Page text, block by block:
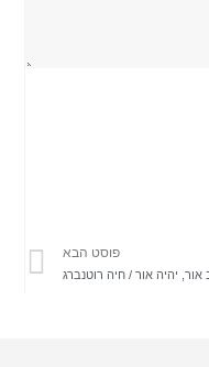
פוסט הבא
יהיה אור / חיה רוטנברג